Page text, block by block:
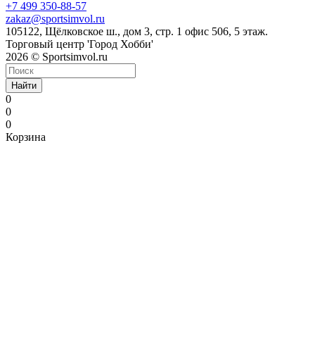
+7 499 350-88-57
zakaz@sportsimvol.ru
105122, Щёлковское ш., дом 3, стр. 1 офис 506, 5 этаж.
Торговый центр 'Город Хобби'
2026 © Sportsimvol.ru
Найти
0
0
0
Корзина